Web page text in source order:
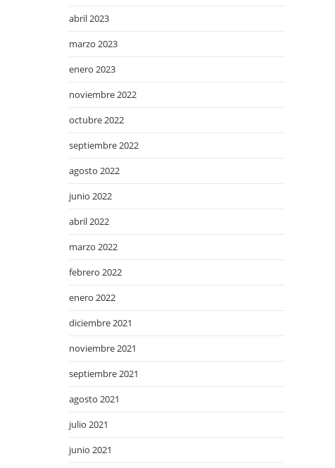
abril 2023
marzo 2023
enero 2023
noviembre 2022
octubre 2022
septiembre 2022
agosto 2022
junio 2022
abril 2022
marzo 2022
febrero 2022
enero 2022
diciembre 2021
noviembre 2021
septiembre 2021
agosto 2021
julio 2021
junio 2021